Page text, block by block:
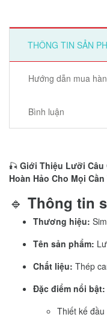
THÔNG TIN SẢN
Hướng dẫn mua
Bình luận
🎣 Giới Thiệu Lưỡi Câu
Hoàn Hảo Cho Mọi
🔹 Thông tin
Thương hiệu:
Tên sản phẩm:
Chất liệu: Thép
Đặc điểm nổi bật:
Thiết kế